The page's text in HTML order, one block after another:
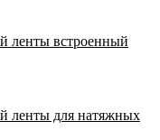
ленты встроенный
ленты для натяжных